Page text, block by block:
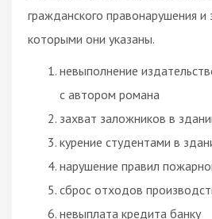
гражданского правонарушения
которыми они указаны.
невыполнение
с автором романа
захват заложников в
курение студентами в
нарушение правил
сброс отходов
невыплата кредита банку